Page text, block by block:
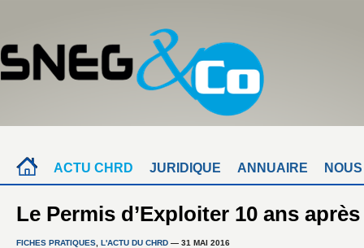
ACTU CHRD JURIDIQUE ANNUAIRE
Le Permis d’Exploiter 10 ans après
FICHES PRATIQUES L'ACTU DU CHRD — 31 MAI 2016